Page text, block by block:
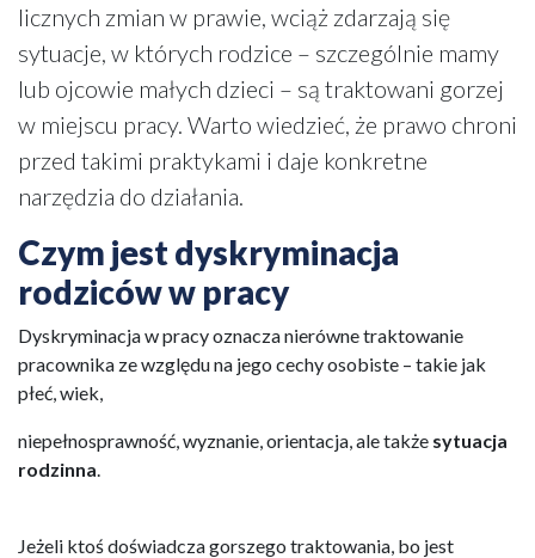
licznych zmian w prawie, wciąż zdarzają się
sytuacje, w których rodzice – szczególnie mamy
lub ojcowie małych dzieci – są traktowani gorzej
w miejscu pracy. Warto wiedzieć, że prawo chroni
przed takimi praktykami i daje konkretne
narzędzia do działania.
Czym jest dyskryminacja
rodziców w pracy
Dyskryminacja w pracy oznacza nierówne traktowanie
pracownika ze względu na jego cechy osobiste – takie jak
płeć, wiek,
niepełnosprawność, wyznanie, orientacja, ale także sytuacja
rodzinna
Jeżeli ktoś doświadcza gorszego traktowania, bo jest